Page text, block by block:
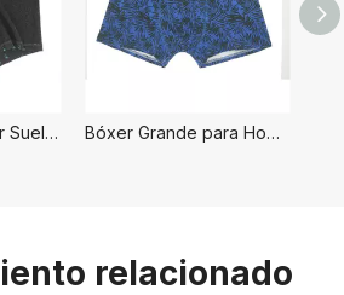
Calzoncillos Boxer Sueltos para Hombre Bóxer Grande para Hombre
relacionado